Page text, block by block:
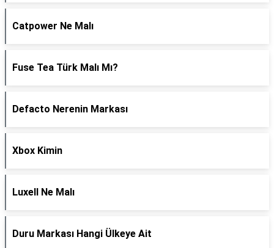
Catpower Ne Malı
Fuse Tea Türk Malı Mı?
Defacto Nerenin Markası
Xbox Kimin
Luxell Ne Malı
Duru Markası Hangi Ülkeye Ait